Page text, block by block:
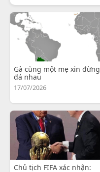
Gà cùng một mẹ xin đừng
đá nhau
17/07/2026
Chủ tịch FIFA xác nhận: